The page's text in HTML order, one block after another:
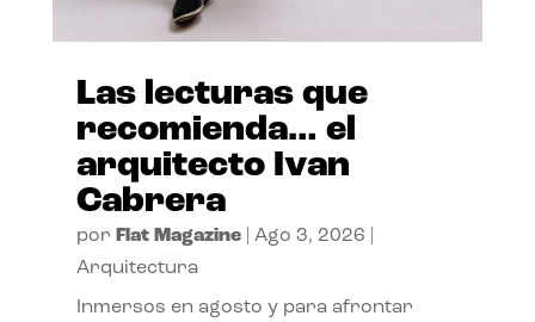
Las lecturas que
recomienda… el
arquitecto Ivan
Cabrera
por Flat Magazine| Ago 3, 2026
Arquitectura
Inmersos en agosto y para afrontar